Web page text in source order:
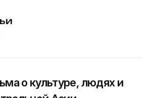
о культуре, людях и